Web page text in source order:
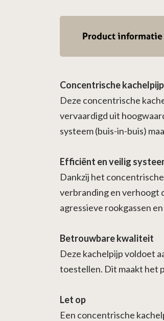
Product informatie
Concentrische kachelpijp
Deze concentrische
vervaardigd uit
systeem (buis-in-buis)
Efficiënt en veilig
Dankzij het
verbranding en verhoogt
agressieve rookgassen
Betrouwbare kwaliteit
Deze kachelpijp voldoet
toestellen. Dit maakt het
Let op
Een concentrische